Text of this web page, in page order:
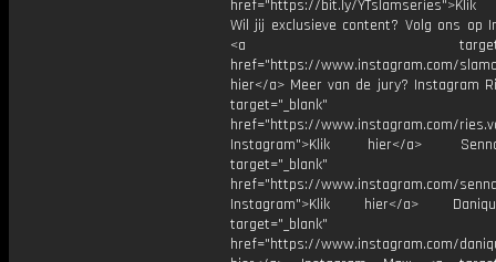
href="https://bit.ly/
Wil jij exclusieve content? Volg ons op
<a
href="https://www.instagram.com/
hier</a> Meer van de jury? Instagram
target="_blank"
href="https://www.instagram.com/
Instagram">Klik hier</a>
target="_blank"
href="https://www.instagram.com/
Instagram">Klik hier</a>
target="_blank"
href="https://www.instagram.com/